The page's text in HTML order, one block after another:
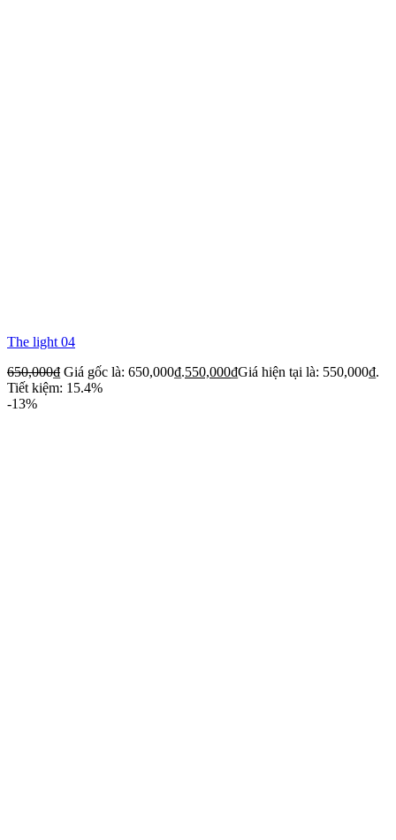
The light 04
650,000₫ Giá gốc là: 650,000₫.550,000₫Giá hiện tại là: 550,000₫.
Tiết kiệm: 15.4%
-13%